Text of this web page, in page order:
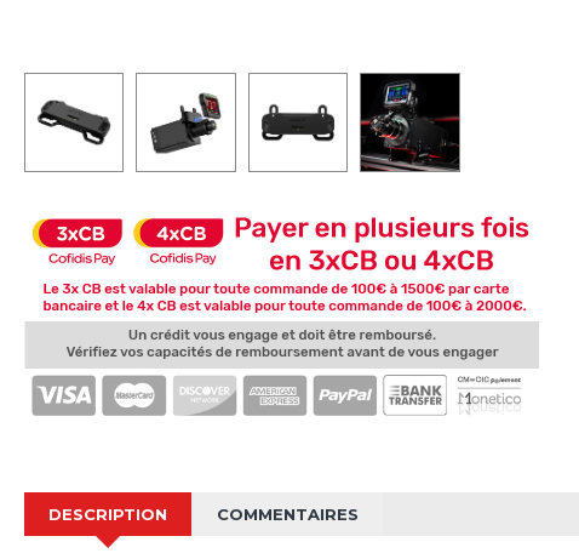
DESCRIPTION COMMENTAIRES